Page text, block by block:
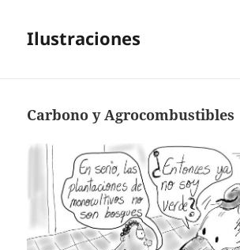
Ilustraciones
Carbono y Agrocombustibles